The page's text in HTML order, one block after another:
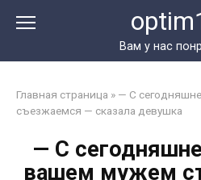
Вам у нас
Главная страница » — С
съезжаемся — сказала девушка
— С
вашем мужем